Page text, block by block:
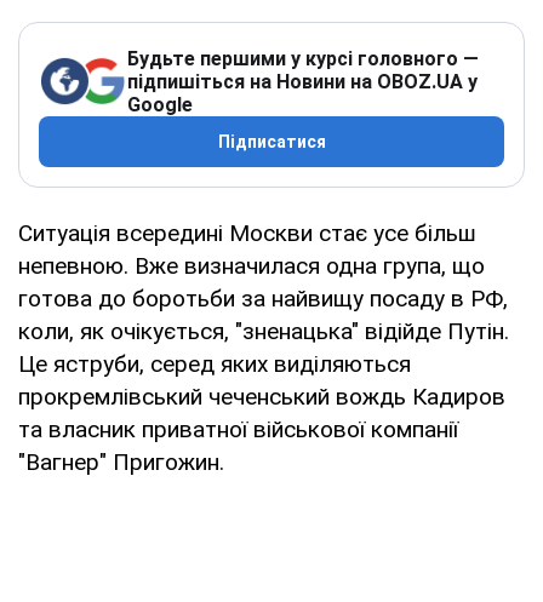
Будьте першими у курсі головного —
підпишіться на Новини на OBOZ.UA у
Google
Підписатися
Ситуація всередині Москви стає усе більш
непевною. Вже визначилася одна група, що
готова до боротьби за найвищу посаду в РФ,
коли, як очікується, "зненацька" відійде Путін.
Це яструби, серед яких виділяються
прокремлівський чеченський вождь Кадиров
та власник приватної військової компанії
"Вагнер" Пригожин.